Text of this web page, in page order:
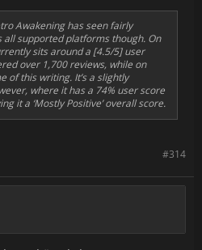
Awakeninghas seen fairly
all supported platforms though. On
sits around a [4.5/5] user
over 1,700 reviews, while on
of this writing. It’s a slightly
where it has a 74% user score
it a ‘Mostly Positive’ overall score.
#314